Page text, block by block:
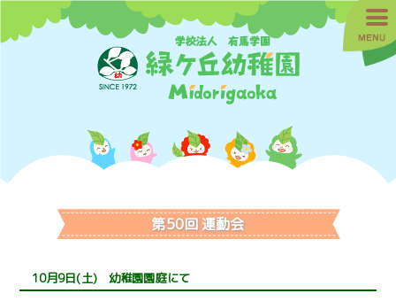
第50回 運動会
10月9日(土) 幼稚園園庭にて